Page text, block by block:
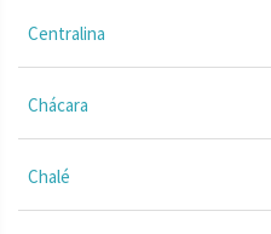
Centralina
Chácara
Chalé